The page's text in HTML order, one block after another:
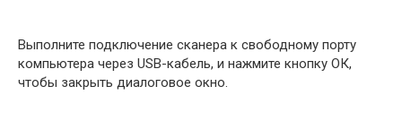
Выполните подключение сканера к свободному порту
компьютера через USB-кабель, и нажмите кнопку ОК,
чтобы закрыть диалоговое окно.